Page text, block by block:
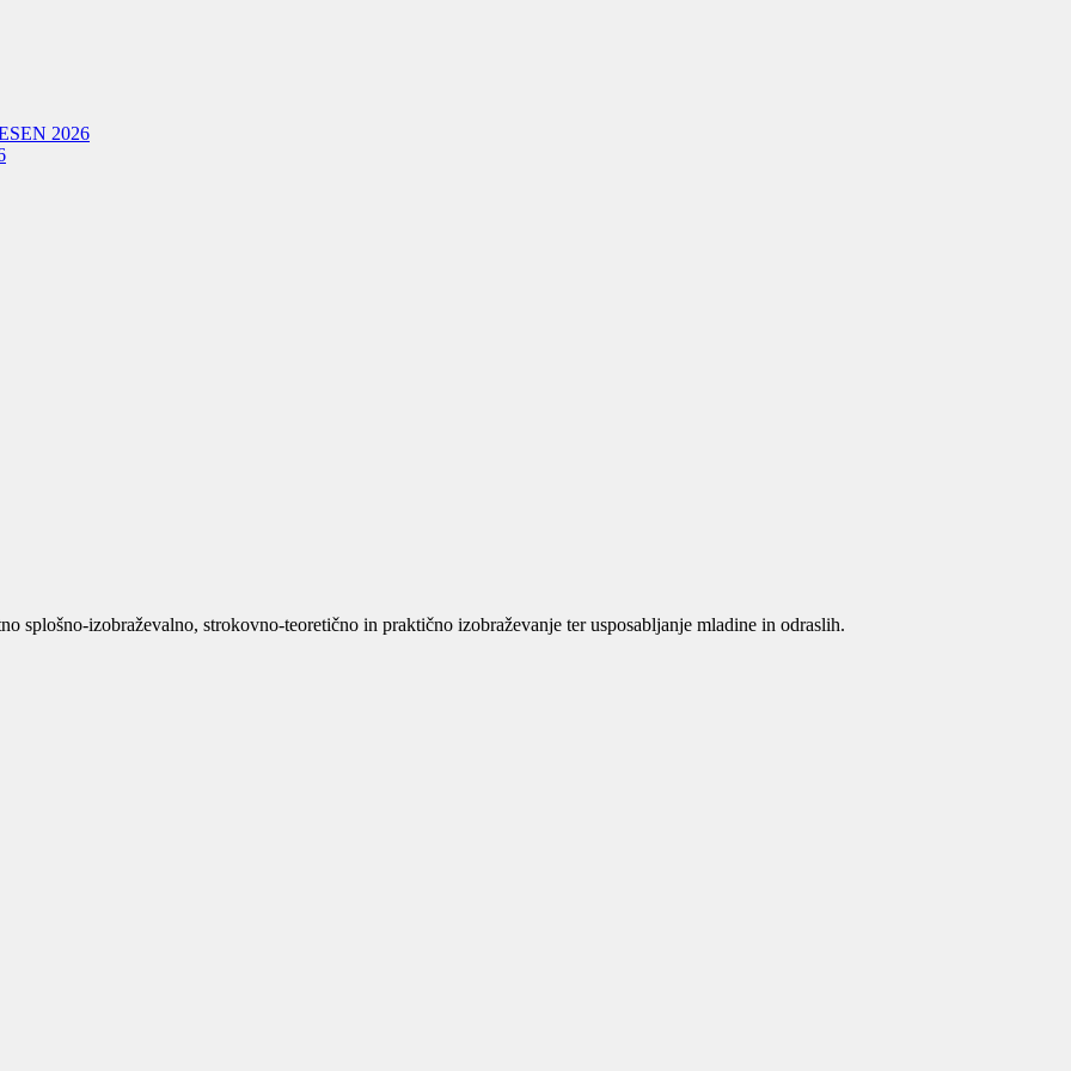
2026
splošno-izobraževalno, strokovno-teoretično in praktično izobraževanje ter usposabljanje mladine in odraslih.